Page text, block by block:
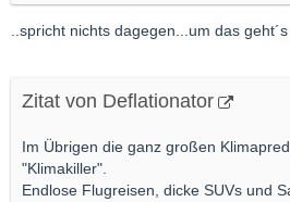
..spricht nichts dagegen...um das
Zitat von Deflationator
Im Übrigen die ganz großen
"Klimakiller".
Endlose Flugreisen, dicke SUVs und